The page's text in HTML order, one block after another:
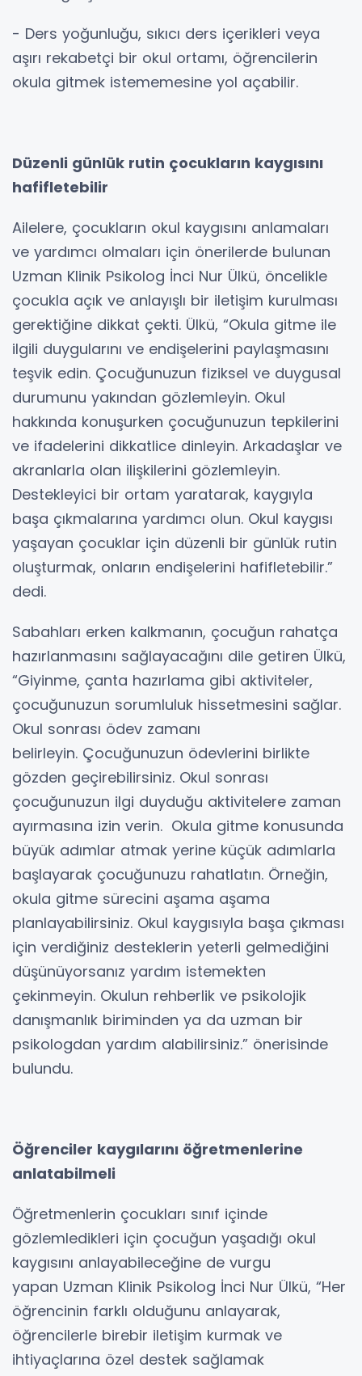
- Ders yoğunluğu, sıkıcı ders içerikleri veya
aşırı rekabetçi bir okul ortamı, öğrencilerin
okula gitmek istememesine yol açabilir.
Düzenli günlük rutin çocukların kaygısını
hafifletebilir
Ailelere, çocukların okul kaygısını anlamaları
ve yardımcı olmaları için önerilerde bulunan
Uzman Klinik Psikolog İnci Nur Ülkü, öncelikle
çocukla açık ve anlayışlı bir iletişim kurulması
gerektiğine dikkat çekti. Ülkü, “Okula gitme ile
ilgili duygularını ve endişelerini paylaşmasını
teşvik edin. Çocuğunuzun fiziksel ve duygusal
durumunu yakından gözlemleyin. Okul
hakkında konuşurken çocuğunuzun tepkilerini
ve ifadelerini dikkatlice dinleyin. Arkadaşlar ve
akranlarla olan ilişkilerini gözlemleyin.
Destekleyici bir ortam yaratarak, kaygıyla
başa çıkmalarına yardımcı olun. Okul kaygısı
yaşayan çocuklar için düzenli bir günlük rutin
oluşturmak, onların endişelerini hafifletebilir.”
dedi.
Sabahları erken kalkmanın, çocuğun rahatça
hazırlanmasını sağlayacağını dile getiren Ülkü,
“Giyinme, çanta hazırlama gibi aktiviteler,
çocuğunuzun sorumluluk hissetmesini sağlar.
Okul sonrası ödev zamanı
belirleyin. Çocuğunuzun ödevlerini birlikte
gözden geçirebilirsiniz. Okul sonrası
çocuğunuzun ilgi duyduğu aktivitelere zaman
ayırmasına izin verin. Okula gitme konusunda
büyük adımlar atmak yerine küçük adımlarla
başlayarak çocuğunuzu rahatlatın. Örneğin,
okula gitme sürecini aşama aşama
planlayabilirsiniz. Okul kaygısıyla başa çıkması
için verdiğiniz desteklerin yeterli gelmediğini
düşünüyorsanız yardım istemekten
çekinmeyin. Okulun rehberlik ve psikolojik
danışmanlık biriminden ya da uzman bir
psikologdan yardım alabilirsiniz.” önerisinde
bulundu.
Öğrenciler kaygılarını öğretmenlerine
anlatabilmeli
Öğretmenlerin çocukları sınıf içinde
gözlemledikleri için çocuğun yaşadığı okul
kaygısını anlayabileceğine de vurgu
yapan Uzman Klinik Psikolog İnci Nur Ülkü, “Her
öğrencinin farklı olduğunu anlayarak,
öğrencilerle birebir iletişim kurmak ve
ihtiyaçlarına özel destek sağlamak